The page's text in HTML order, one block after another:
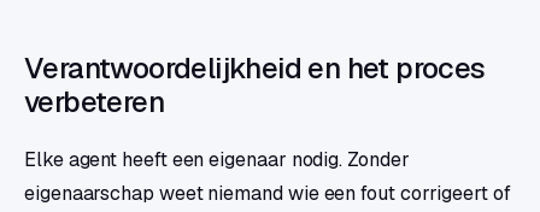
Verantwoordelijkheid en het proces
verbeteren
Elke agent heeft een eigenaar nodig. Zonder
eigenaarschap weet niemand wie een fout corrigeert of